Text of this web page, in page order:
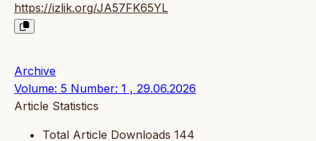
https://izlik.org/JA57FK65YL
Archive
Volume: 5 Number: 1 , 29.06.2026
Article Statistics
Total Article Downloads 144